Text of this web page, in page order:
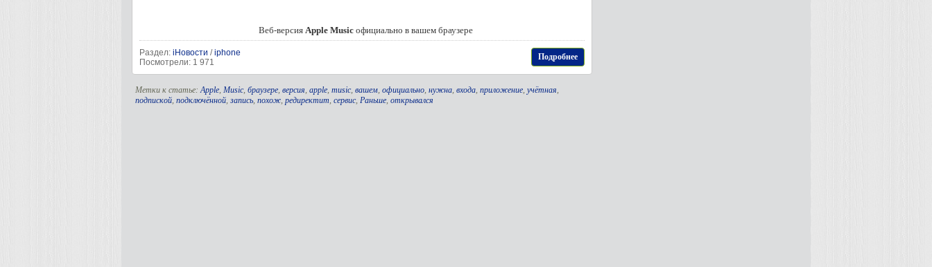
Веб-версия Apple Musicофициально в вашем браузере
Раздел: iНовости /iphone
Посмотрели: 1 971
Подробнее
Метки к статье:Apple, Music, браузере, версия, apple, music, вашем, официально, нужна, входа, приложение, учётная,
подпиской, подключённой, запись, похож, редиректит, сервис, Раньше, открывался